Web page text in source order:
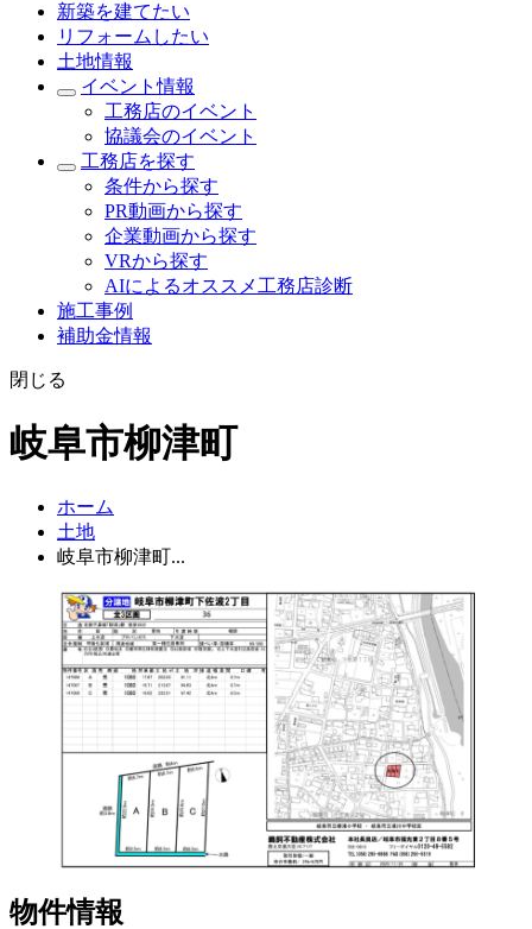
新築を建てたい
リフォームしたい
土地情報
イベント情報
工務店のイベント
協議会のイベント
工務店を探す
条件から探す
PR動画から探す
企業動画から探す
VRから探す
AIによるオススメ工務店診断
施工事例
補助金情報
閉じる
岐阜市柳津町
ホーム
土地
岐阜市柳津町...
物件情報